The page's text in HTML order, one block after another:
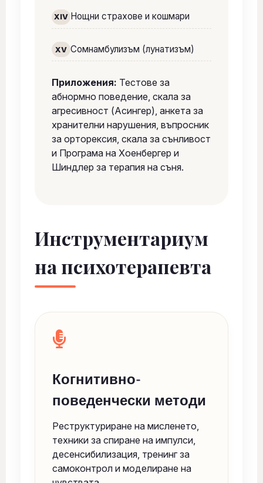
XIV Нощни страхове и кошмари
XV Сомнамбулизъм (лунатизъм)
Приложения: Тестове за
абнормно поведение, скала за
агресивност (Асингер), анкета за
хранителни нарушения, въпросник
за орторексия, скала за сънливост
и Програма на Хоенбергер и
Шиндлер за терапия на съня.
Инструментариум
на психотерапевта
Когнитивно-
поведенчески методи
Реструктуриране на мисленето,
техники за спиране на импулси,
десенсибилизация, тренинг за
самоконтрол и моделиране на